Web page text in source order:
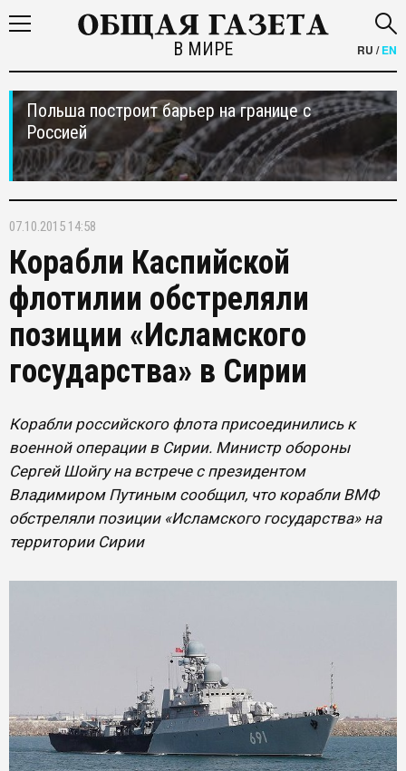
В МИРЕ RU /EN
Польша построит барьер на границе с
Россией
07.10.2015 14:58
Корабли Каспийской
флотилии обстреляли
позиции «Исламского
государства» в Сирии
Корабли российского флота присоединились к
военной операции в Сирии. Министр обороны
Сергей Шойгу на встрече с президентом
Владимиром Путиным сообщил, что корабли ВМФ
обстреляли позиции «Исламского государства» на
территории Сирии